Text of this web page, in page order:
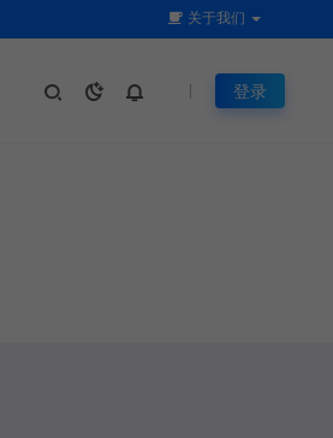
关于我们
登录